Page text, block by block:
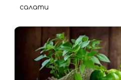
салати